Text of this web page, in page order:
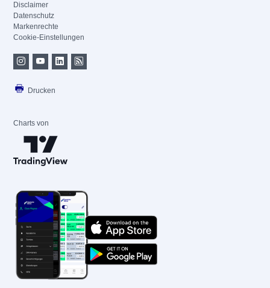
Disclaimer
Datenschutz
Markenrechte
Cookie-Einstellungen
Drucken
Charts von